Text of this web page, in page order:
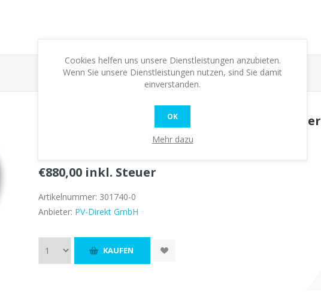
Fronius Wattpilot Home 11 J 2.0 - Zentrallager
€880,00 inkl. Steuer
Artikelnummer: 301740-0
Anbieter: PV-Direkt GmbH
KAUFEN
Cookies helfen uns unsere Dienstleistungen anzubieten.
Wenn Sie unsere Dienstleistungen nutzen, sind Sie damit
einverstanden.
OK
Mehr dazu